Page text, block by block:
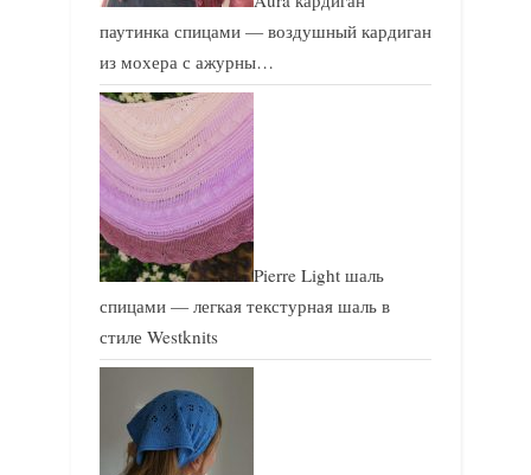
паутинка спицами — воздушный кардиган
из мохера с ажурны…
Pierre Light шаль
спицами — легкая текстурная шаль в
стиле Westknits